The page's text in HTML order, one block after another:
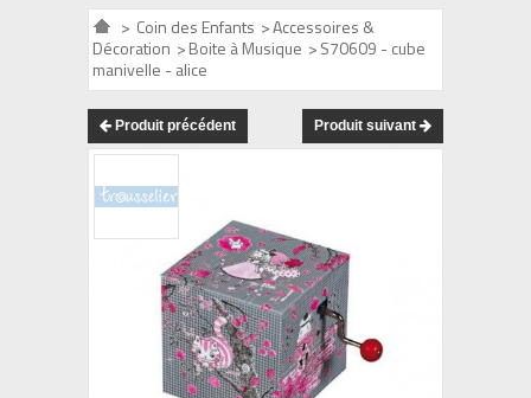
> Coin des Enfants >Accessoires &
Décoration >Boite à Musique >S70609 - cube
manivelle - alice
Produit précédent Produit suivant